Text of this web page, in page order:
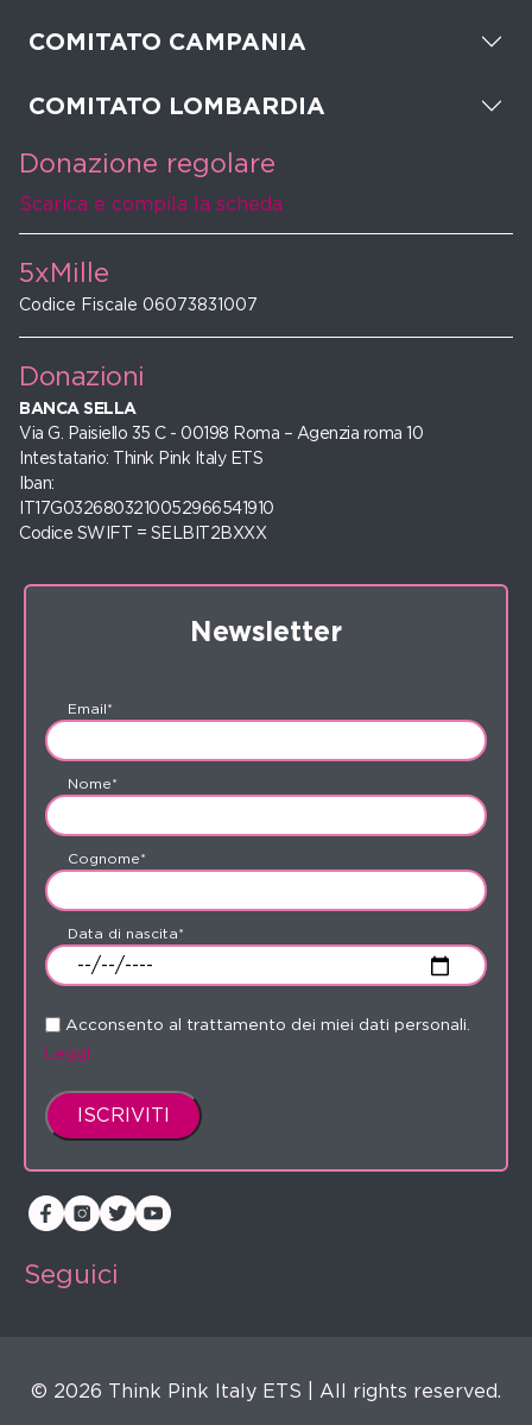
COMITATO CAMPANIA
COMITATO LOMBARDIA
Donazione regolare
Scarica e compila la scheda
5xMille
Codice Fiscale 06073831007
Donazioni
BANCA SELLA
Via G. Paisiello 35 C - 00198 Roma – Agenzia roma 10
Intestatario: Think Pink Italy ETS
Iban:
IT17G0326803210052966541910
Codice SWIFT = SELBIT2BXXX
Newsletter
Email*
Nome*
Cognome*
Data di nascita*
Acconsento al trattamento dei miei dati personali.
Leggi
Seguici
© 2026 Think Pink Italy ETS | All rights reserved.